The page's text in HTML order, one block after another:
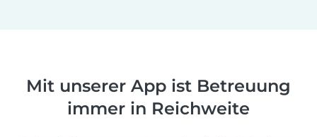
Mit unserer App ist Betreuung
immer in Reichweite